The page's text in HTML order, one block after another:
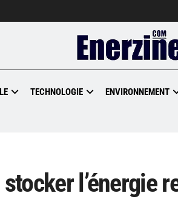
TECHNOLOGIE ENVIRONNEMENT
l’énergie